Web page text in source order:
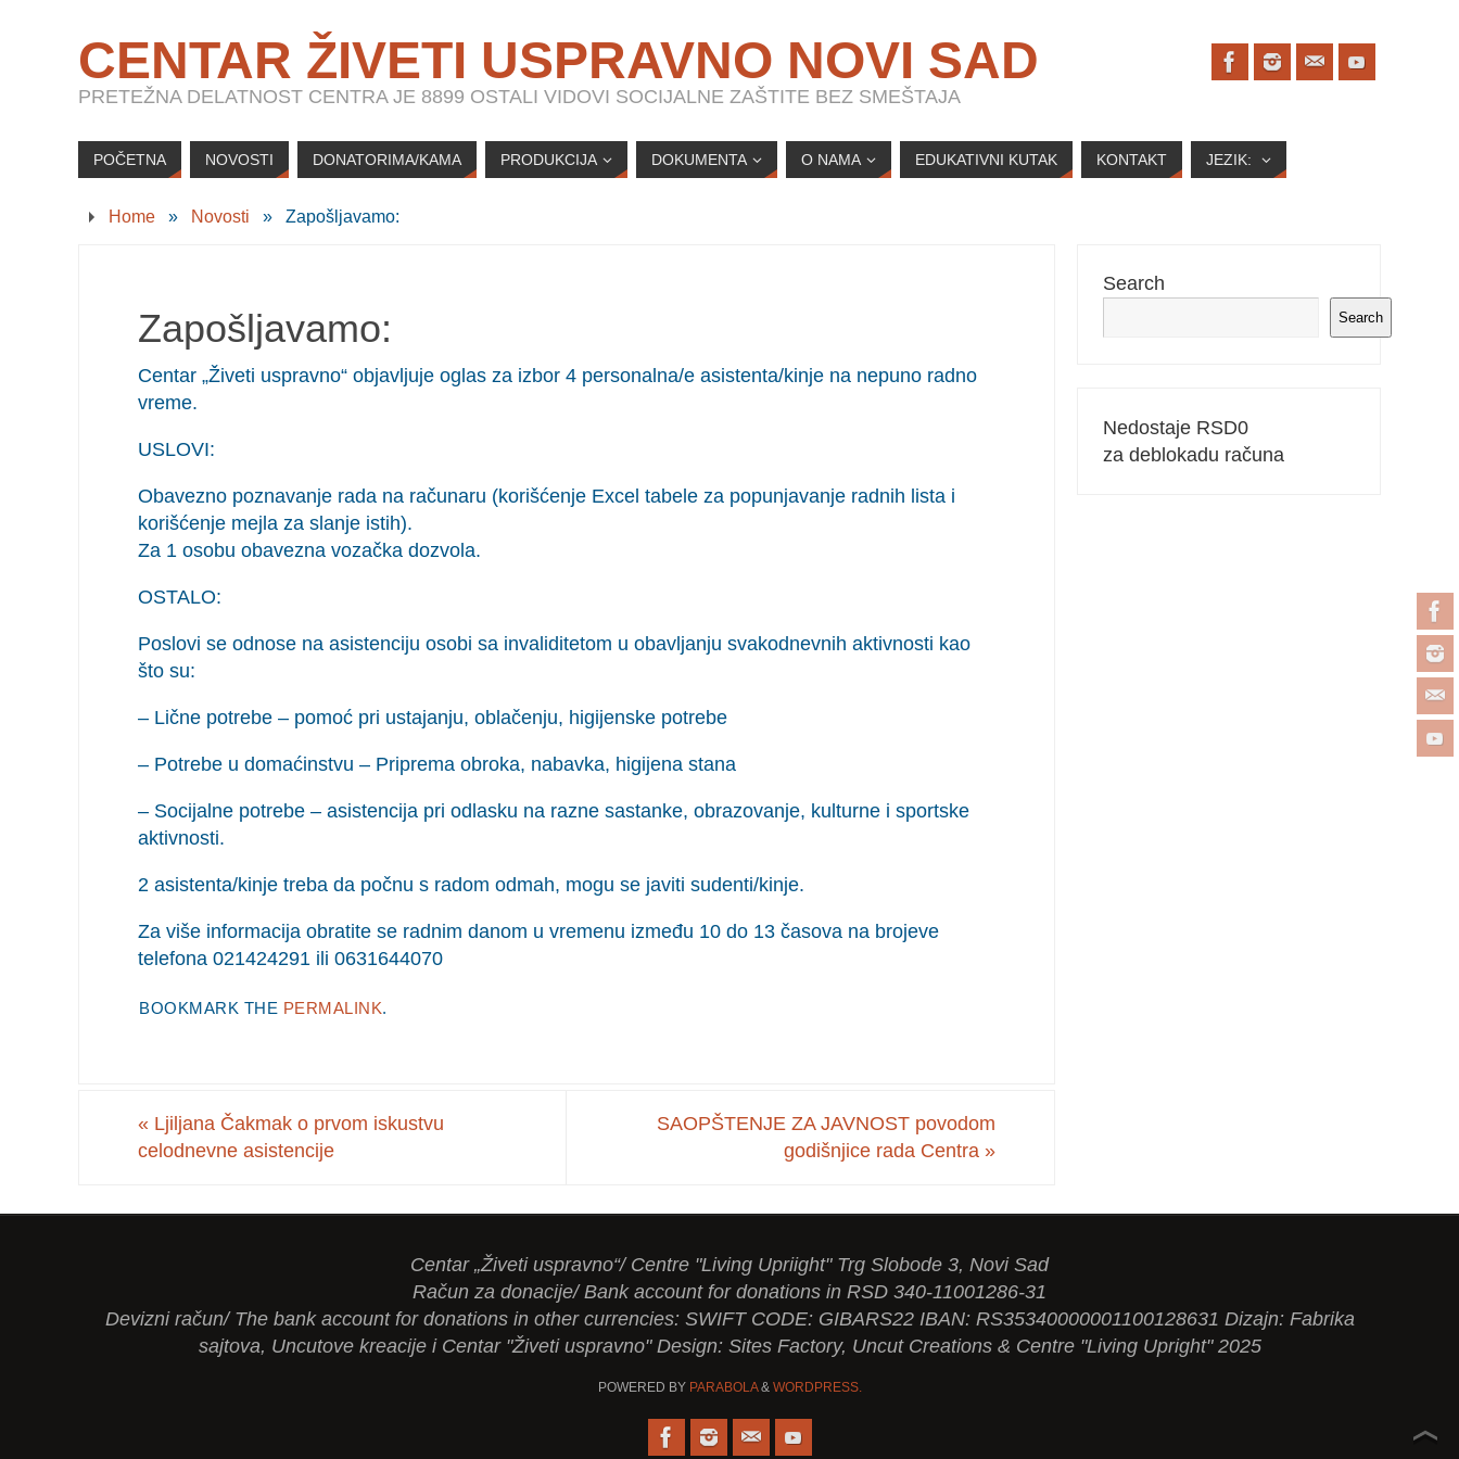
CENTAR ŽIVETI USPRAVNO NOVI SAD
PRETEŽNA DELATNOST CENTRA JE 8899 OSTALI VIDOVI SOCIJALNE ZAŠTITE BEZ SMEŠTAJA
POČETNA NOVOSTI DONATORIMA/KAMA PRODUKCIJA DOKUMENTA O NAMA EDUKATIVNI KUTAK KONTAKT JEZIK:
Home » Novosti » Zapošljavamo:
Zapošljavamo:
Centar „Živeti uspravno“ objavljuje oglas za izbor 4 personalna/e asistenta/kinje na nepuno radno
vreme.
USLOVI:
Obavezno poznavanje rada na računaru (korišćenje Excel tabele za popunjavanje radnih lista i
korišćenje mejla za slanje istih).
Za 1 osobu obavezna vozačka dozvola.
OSTALO:
Poslovi se odnose na asistenciju osobi sa invaliditetom u obavljanju svakodnevnih aktivnosti kao
što su:
– Lične potrebe – pomoć pri ustajanju, oblačenju, higijenske potrebe
– Potrebe u domaćinstvu – Priprema obroka, nabavka, higijena stana
– Socijalne potrebe – asistencija pri odlasku na razne sastanke, obrazovanje, kulturne i sportske
aktivnosti.
2 asistenta/kinje treba da počnu s radom odmah, mogu se javiti sudenti/kinje.
Za više informacija obratite se radnim danom u vremenu između 10 do 13 časova na brojeve
telefona 021424291 ili 0631644070
BOOKMARK THE PERMALINK.
« Ljiljana Čakmak o prvom iskustvu
celodnevne asistencije
SAOPŠTENJE ZA JAVNOST povodom
godišnjice rada Centra »
Search
Search
Nedostaje RSD0
za deblokadu računa
Centar „Živeti uspravno“/ Centre "Living Upriight" Trg Slobode 3, Novi Sad
Račun za donacije/ Bank account for donations in RSD 340-11001286-31
Devizni račun/ The bank account for donations in other currencies: SWIFT CODE: GIBARS22 IBAN: RS35340000001100128631 Dizajn: Fabrika
sajtova, Uncutove kreacije i Centar "Živeti uspravno" Design: Sites Factory, Uncut Creations & Centre "Living Upright" 2025
POWERED BY PARABOLA& WORDPRESS.